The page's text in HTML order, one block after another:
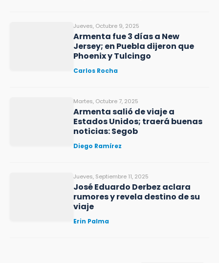
Jueves, Octubre 9, 2025
Armenta fue 3 días a New
Jersey; en Puebla dijeron que
Phoenix y Tulcingo
Carlos Rocha
Martes, Octubre 7, 2025
Armenta salió de viaje a
Estados Unidos; traerá buenas
noticias: Segob
Diego Ramírez
Jueves, Septiembre 11, 2025
José Eduardo Derbez aclara
rumores y revela destino de su
viaje
Erin Palma